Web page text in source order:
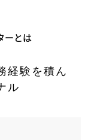
ーとは
経験を積ん
ル